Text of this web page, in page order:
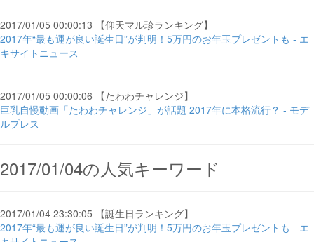
2017/01/05 00:00:13 【仰天マル珍ランキング】
2017年“最も運が良い誕生日”が判明！5万円のお年玉プレゼントも - エ
キサイトニュース
2017/01/05 00:00:06 【たわわチャレンジ】
巨乳自慢動画「たわわチャレンジ」が話題 2017年に本格流行？ - モデ
ルプレス
2017/01/04の人気キーワード
2017/01/04 23:30:05 【誕生日ランキング】
2017年“最も運が良い誕生日”が判明！5万円のお年玉プレゼントも - エ